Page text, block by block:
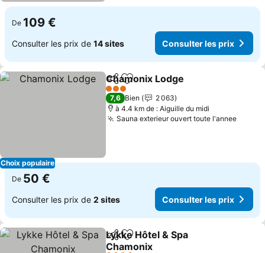
De 109 €
Consulter les prix de 14 sites Consulter les prix
Choix populaire
PartagerAjouter à mes favoris
Chamonix Lodge
3 Étoiles
7,6 Bien
2 063
à 4.4 km de : Aiguille du midi
Sauna exterieur ouvert toute l'annee
De 50 €
Consulter les prix de 2 sites Consulter les prix
PartagerAjouter à mes favoris
Lykke Hôtel & Spa
Chamonix